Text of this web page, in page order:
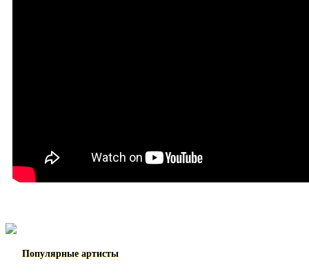
Популярные артисты